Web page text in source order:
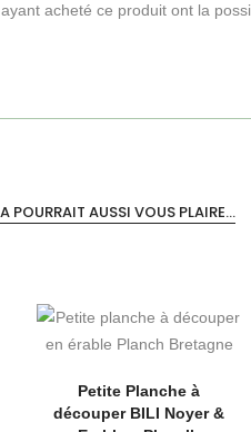
acheté ce produit ont la
POURRAIT AUSSI VOUS PLAIRE...
Petite Planche à
découper BILI Noyer &